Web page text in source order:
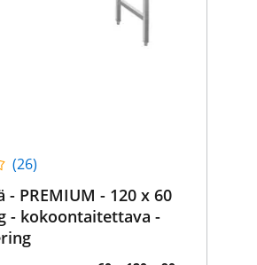
(26)
- PREMIUM - 120 x 60
- kokoontaitettava -